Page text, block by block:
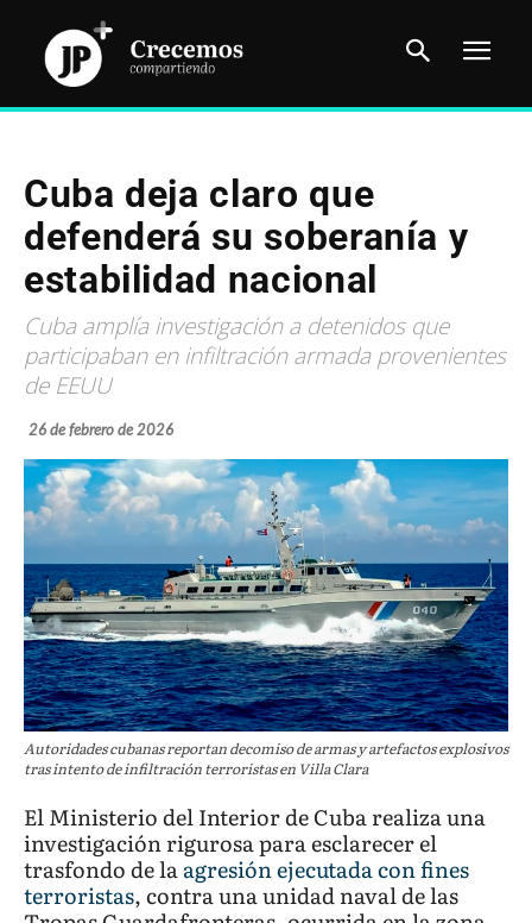
Cuba deja claro que
defenderá su soberanía y
estabilidad nacional
Cuba amplía investigación a detenidos que
participaban en infiltración armada provenientes
de EEUU
26 de febrero de 2026
Autoridades cubanas reportan decomiso de armas y artefactos explosivos
tras intento de infiltración terroristas en Villa Clara
El Ministerio del Interior de Cuba realiza una
investigación rigurosa para esclarecer el
trasfondo de laagresión ejecutada con fines
terroristas, contra una unidad naval de las